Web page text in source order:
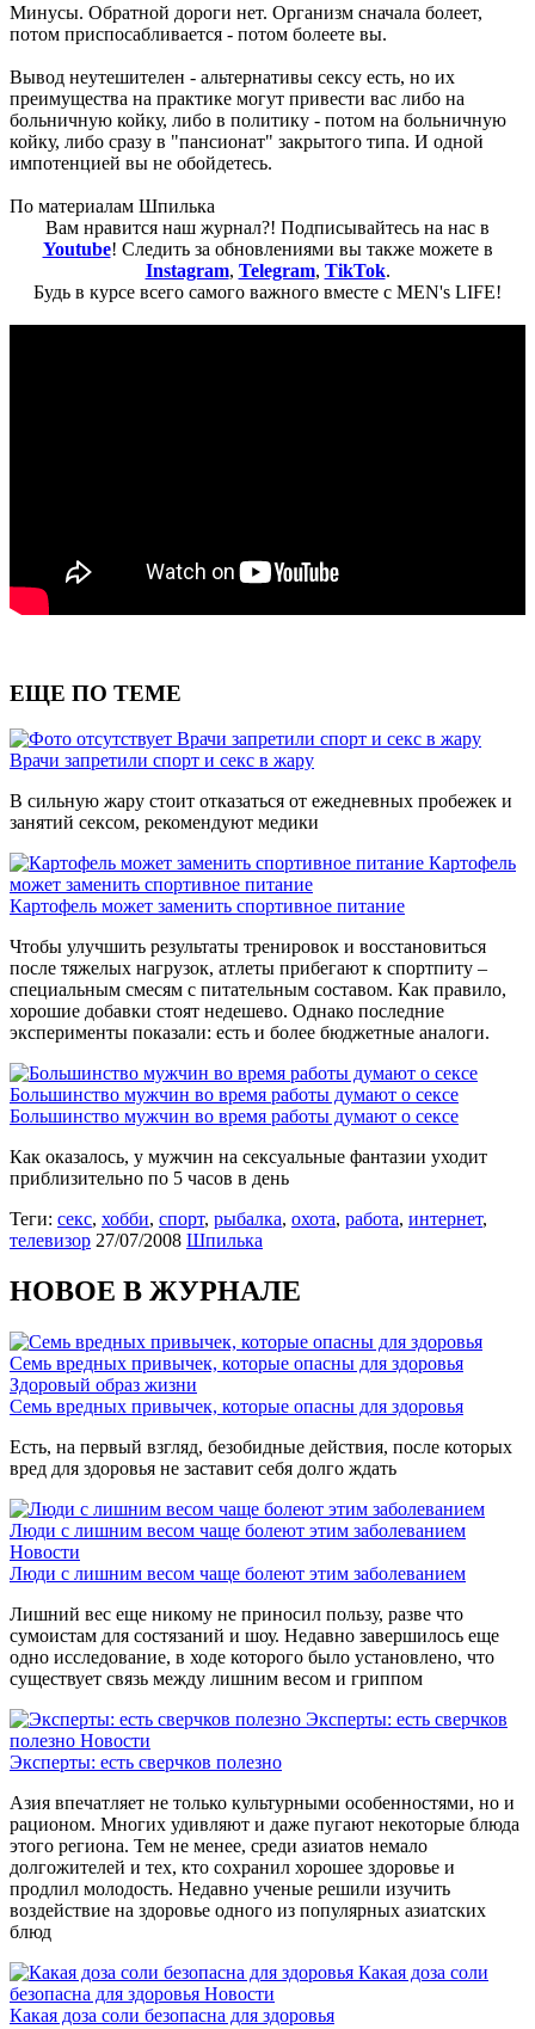
Минусы. Обратной дороги нет. Организм сначала болеет,
потом приспосабливается - потом болеете вы.
Вывод неутешителен - альтернативы сексу есть, но их
преимущества на практике могут привести вас либо на
больничную койку, либо в политику - потом на больничную
койку, либо сразу в "пансионат" закрытого типа. И одной
импотенцией вы не обойдетесь.
По материалам Шпилька
Вам нравится наш журнал?! Подписывайтесь на нас в
Youtube! Следить за обновлениями вы также можете в
Instagram, Telegram, TikTok.
Будь в курсе всего самого важного вместе с MEN's LIFE!
ЕЩЕ ПО ТЕМЕ
Врачи запретили спорт и секс в жару
Врачи запретили спорт и секс в жару
В сильную жару стоит отказаться от ежедневных пробежек и
занятий сексом, рекомендуют медики
Картофель
может заменить спортивное питание
Картофель может заменить спортивное питание
Чтобы улучшить результаты тренировок и восстановиться
после тяжелых нагрузок, атлеты прибегают к спортпиту –
специальным смесям с питательным составом. Как правило,
хорошие добавки стоят недешево. Однако последние
эксперименты показали: есть и более бюджетные аналоги.
Большинство мужчин во время работы думают о сексе
Большинство мужчин во время работы думают о сексе
Как оказалось, у мужчин на сексуальные фантазии уходит
приблизительно по 5 часов в день
Теги: секс, хобби, спорт, рыбалка, охота, работа, интернет,
телевизор 27/07/2008 Шпилька
НОВОЕ В ЖУРНАЛЕ
Семь вредных привычек, которые опасны для здоровья
Здоровый образ жизни
Семь вредных привычек, которые опасны для здоровья
Есть, на первый взгляд, безобидные действия, после которых
вред для здоровья не заставит себя долго ждать
Люди с лишним весом чаще болеют этим заболеванием
Новости
Люди с лишним весом чаще болеют этим заболеванием
Лишний вес еще никому не приносил пользу, разве что
сумоистам для состязаний и шоу. Недавно завершилось еще
одно исследование, в ходе которого было установлено, что
существует связь между лишним весом и гриппом
Эксперты: есть сверчков
полезно Новости
Эксперты: есть сверчков полезно
Азия впечатляет не только культурными особенностями, но и
рационом. Многих удивляют и даже пугают некоторые блюда
этого региона. Тем не менее, среди азиатов немало
долгожителей и тех, кто сохранил хорошее здоровье и
продлил молодость. Недавно ученые решили изучить
воздействие на здоровье одного из популярных азиатских
блюд
Какая доза соли
безопасна для здоровья Новости
Какая доза соли безопасна для здоровья